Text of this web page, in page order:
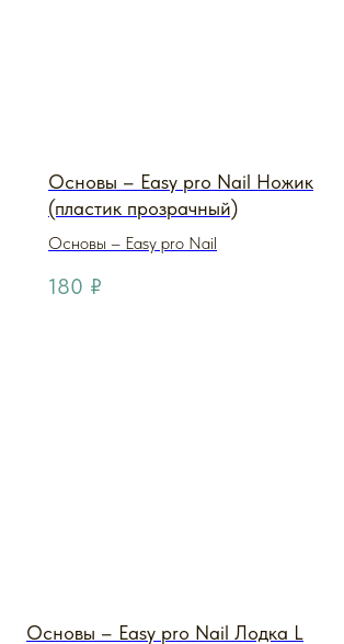
Основы – Easy pro Nail Ножик
(пластик прозрачный)
Основы – Easy pro Nail
180 ₽
Основы – Easy pro Nail Лодка L